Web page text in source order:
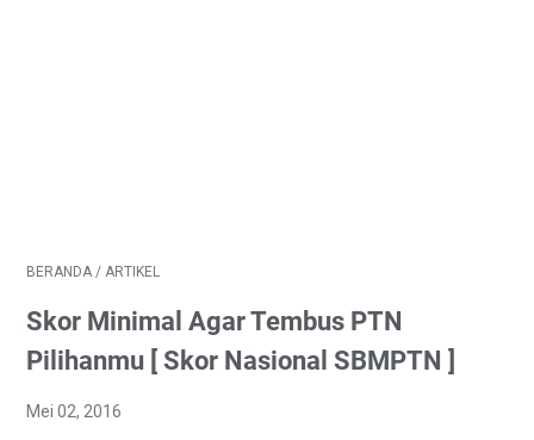
BERANDA / ARTIKEL
Skor Minimal Agar Tembus PTN
Pilihanmu [ Skor Nasional SBMPTN ]
Mei 02, 2016